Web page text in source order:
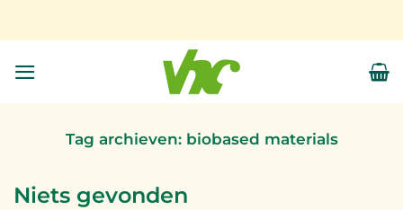
Tag archieven: biobased materials
Niets gevonden